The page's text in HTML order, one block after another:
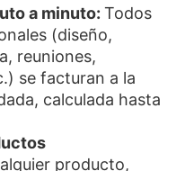
a minuto:Todos
(diseño,
reuniones,
se facturan a la
calculada hasta
producto,